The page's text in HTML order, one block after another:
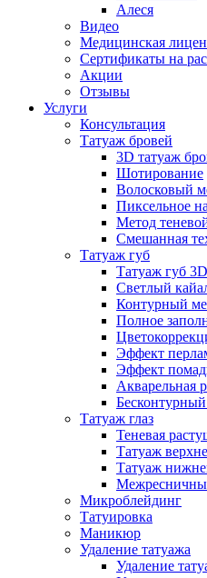
Алеся
Видео
Медицинская
Сертификаты на
Акции
Отзывы
Услуги
Консультация
Татуаж бровей
3D татуаж
Шотирование
Волосковый
Пиксельное
Метод
Смешанная
Татуаж губ
Татуаж губ 3D
Светлый
Контурный
Полное
Эффект
Эффект
Акварельная
Татуаж глаз
Теневая
Татуаж
Татуаж
Микроблейдинг
Татуировка
Маникюр
Удаление татуажа
Удаление